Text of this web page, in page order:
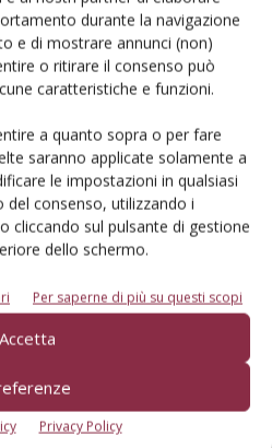
durante la navigazione
e di mostrare annunci (non)
o ritirare il consenso può
caratteristiche e funzioni.
a quanto sopra o per fare
saranno applicate solamente a
le impostazioni in qualsiasi
consenso, utilizzando i
cliccando sul pulsante di gestione
dello schermo.
Per saperne di più su questi scopi
Accetta
Privacy Policy
è
deve essere progettato come
forma di allevamento, potatura,
produttivo concorrono alla
efficiente, sostenibile, a
con le esigenze della filiera
Franchini, R. Di Lorenzo (SAAF, Università
International Limited)-